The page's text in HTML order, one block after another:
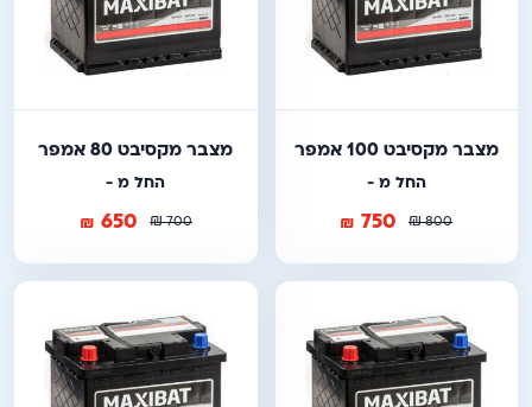
מצבר מקסיבט 100 אמפר
החל מ -
800
₪
750
₪
מצבר מקסיבט 80 אמפר
החל מ -
700
₪
650
₪